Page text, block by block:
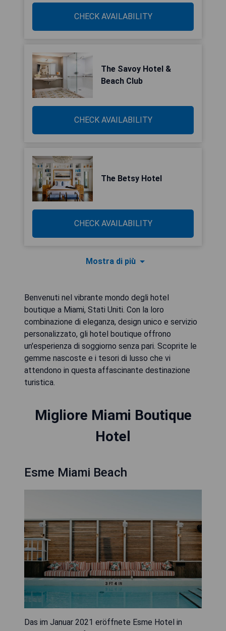
CHECK AVAILABILITY
The Savoy Hotel &
Beach Club
CHECK AVAILABILITY
The Betsy Hotel
CHECK AVAILABILITY
Mostra di più
Benvenuti nel vibrante mondo degli hotel
boutique a Miami, Stati Uniti. Con la loro
combinazione di eleganza, design unico e servizio
personalizzato, gli hotel boutique offrono
un'esperienza di soggiorno senza pari. Scoprite le
gemme nascoste e i tesori di lusso che vi
attendono in questa affascinante destinazione
turistica.
Migliore Miami Boutique
Hotel
Esme Miami Beach
Das im Januar 2021 eröffnete Esme Hotel in